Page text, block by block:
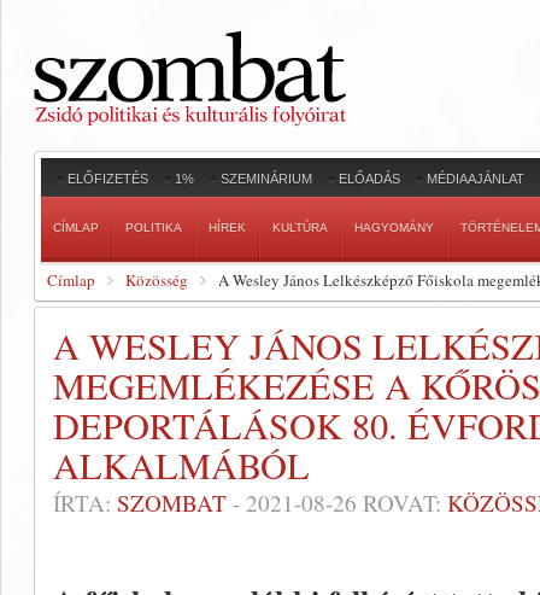
ELŐFIZETÉS 1% SZEMINÁRIUM ELŐADÁS MÉDIAAJÁNLAT
CÍMLAP POLITIKA HÍREK KULTÚRA HAGYOMÁNY
Címlap Közösség A Wesley János Lelkészképző Főiskola
A WESLEY JÁNOS
MEGEMLÉKEZÉSE A
DEPORTÁLÁSOK 80.
ALKALMÁBÓL
ÍRTA: SZOMBAT - 2021-08-26 ROVAT: